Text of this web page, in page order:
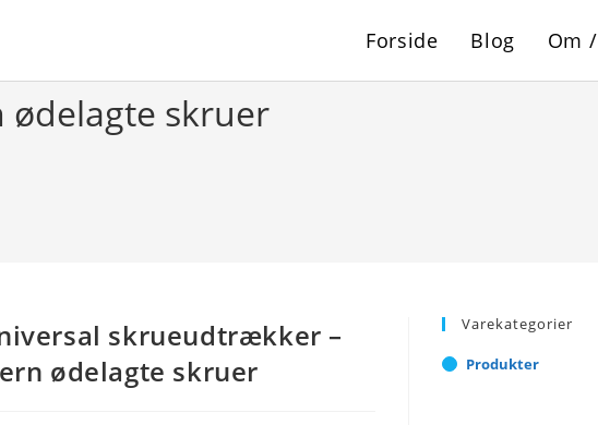
Forside Blog Om
skruer
skrueudtrækker –
ødelagte skruer
Varekategorier
Produkter